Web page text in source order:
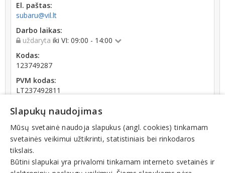
El. paštas:
subaru@vil.lt
Darbo laikas:
uždaryta iki VI: 09:00 - 14:00
Kodas:
123749287
PVM kodas:
LT237492811
Registracijos data:
1996-10-07
Darbuotojų skaičius:
iki 10 darbuotojų
Slapukų naudojimas
Mūsų svetainė naudoja slapukus (angl. cookies) tinkamam
svetainės veikimui užtikrinti, statistiniais bei rinkodaros
tikslais.
Būtini slapukai yra privalomi tinkamam interneto svetainės ir